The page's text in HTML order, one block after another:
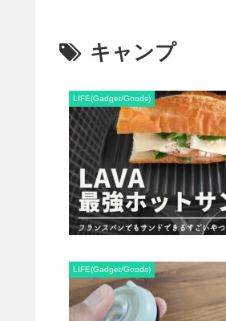
キャンプ
LIFE(Gadget/Goods)
LIFE(Gadget/Goods)